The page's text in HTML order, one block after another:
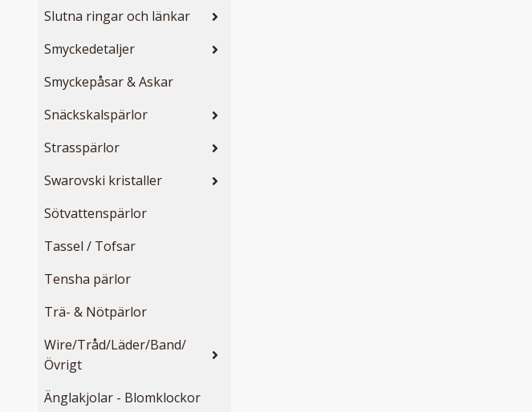
Slutna ringar och länkar
Smyckedetaljer
Smyckepåsar & Askar
Snäckskalspärlor
Strasspärlor
Swarovski kristaller
Sötvattenspärlor
Tassel / Tofsar
Tensha pärlor
Trä- & Nötpärlor
Wire/Tråd/Läder/Band/
Övrigt
Änglakjolar - Blomklockor